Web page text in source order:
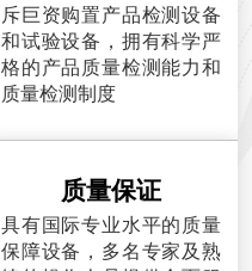
斥巨资购置产品检测设备
和试验设备，拥有科学严
格的产品质量检测能力和
质量检测制度
质量保证
具有国际专业水平的质量
保障设备，多名专家及熟